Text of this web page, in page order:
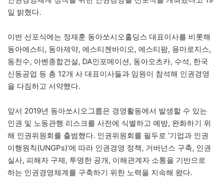
일 밝혔다.
이번 선포식에는 정재훈 동아쏘시오홀딩스 대표이사를 비롯해
동아에스티, 동아제약, 에스티젠바이오, 에스티팜, 용마로지스,
동천수, 아벤종합건설, DA인포메이션, 동아오츠카, 수석, 한국
신동공업 등 총 12개 사 대표이사들과 임원이 참석해 인권경영
을 다짐하고 서약했다.
앞서 2019년 동아쏘시오그룹은 경영활동에서 발생할 수 있는
인권 및 노동관행 리스크를 사전에 식별하고 예방, 완화하기 위
해 인권위원회를 출범했다. 인권위원회를 필두로 ‘기업과 인권
이행원칙(UNGPs)’에 따라 인권경영 정책, 거버넌스 구축, 인권
실사, 피해자 구제, 투명한 공개, 이해관계자 소통을 기반으로
하는 인권경영체계를 구축하기 위한 노력을 지속해 왔다.